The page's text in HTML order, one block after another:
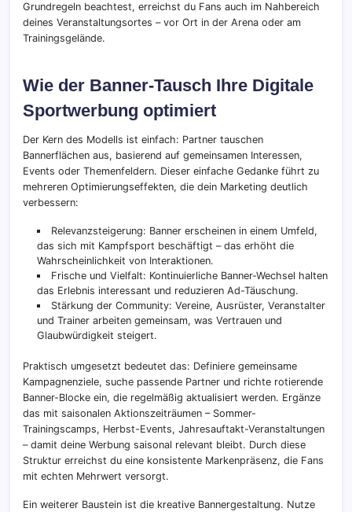
Grundregeln beachtest, erreichst du Fans auch im Nahbereich
deines Veranstaltungsortes – vor Ort in der Arena oder am
Trainingsgelände.
Wie der Banner-Tausch Ihre Digitale
Sportwerbung optimiert
Der Kern des Modells ist einfach: Partner tauschen
Bannerflächen aus, basierend auf gemeinsamen Interessen,
Events oder Themenfeldern. Dieser einfache Gedanke führt zu
mehreren Optimierungseffekten, die dein Marketing deutlich
verbessern:
Relevanzsteigerung: Banner erscheinen in einem Umfeld,
das sich mit Kampfsport beschäftigt – das erhöht die
Wahrscheinlichkeit von Interaktionen.
Frische und Vielfalt: Kontinuierliche Banner-Wechsel halten
das Erlebnis interessant und reduzieren Ad-Täuschung.
Stärkung der Community: Vereine, Ausrüster, Veranstalter
und Trainer arbeiten gemeinsam, was Vertrauen und
Glaubwürdigkeit steigert.
Praktisch umgesetzt bedeutet das: Definiere gemeinsame
Kampagnenziele, suche passende Partner und richte rotierende
Banner-Blocke ein, die regelmäßig aktualisiert werden. Ergänze
das mit saisonalen Aktionszeiträumen – Sommer-
Trainingscamps, Herbst-Events, Jahresauftakt-Veranstaltungen
– damit deine Werbung saisonal relevant bleibt. Durch diese
Struktur erreichst du eine konsistente Markenpräsenz, die Fans
mit echten Mehrwert versorgt.
Ein weiterer Baustein ist die kreative Bannergestaltung. Nutze